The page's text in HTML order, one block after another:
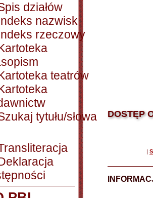
działów
nazwisk
rzeczowy
teatrów
tytułu/słowa
DOSTĘP
|